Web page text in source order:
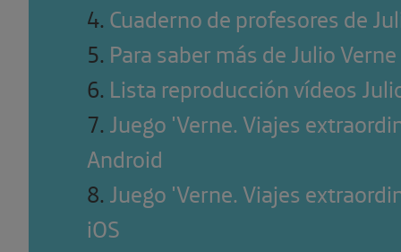
4. Cuaderno de profesores de
5. Para saber más de Julio Verne
6. Lista reproducción vídeos
7. Juego 'Verne. Viajes
Android
8. Juego 'Verne. Viajes
iOS